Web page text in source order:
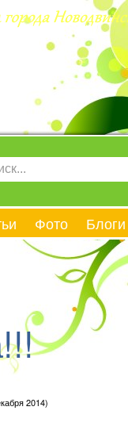
Фото Блоги
2014)